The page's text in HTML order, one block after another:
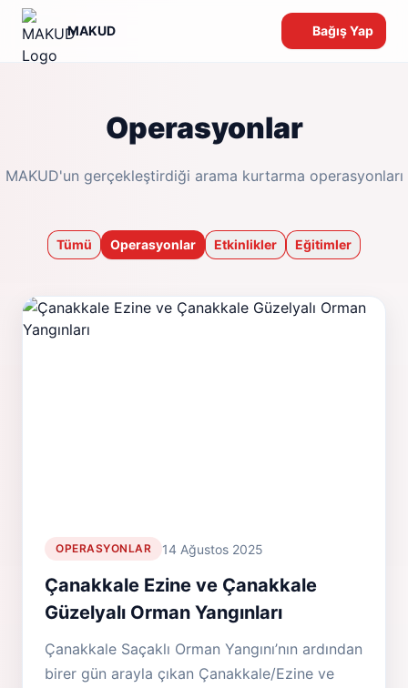
MAKUD Bağış Yap
Operasyonlar
MAKUD'un gerçekleştirdiği arama kurtarma operasyonları
Tümü Operasyonlar Etkinlikler Eğitimler
OPERASYONLAR 14 Ağustos 2025
Çanakkale Ezine ve Çanakkale
Güzelyalı Orman Yangınları
Çanakkale Saçaklı Orman Yangını’nın ardından
birer gün arayla çıkan Çanakkale/Ezine ve